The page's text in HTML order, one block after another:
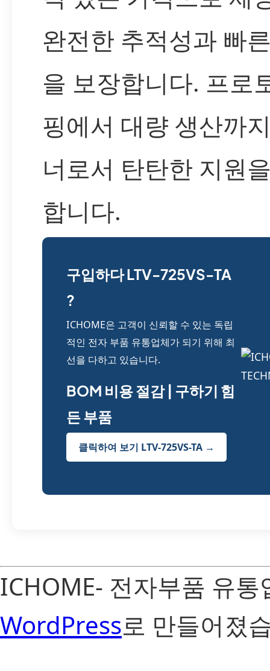
완전한 추적성과 빠
을 보장합니다. 프로
핑에서 대량 생산까
너로서 탄탄한 지원
합니다.
구입하다 LTV-725VS-TA
?
ICHOME은 고객이 신뢰할 수 있는 독립
적인 전자 부품 유통업체가 되기 위해 최
선을 다하고 있습니다.
BOM 비용 절감 | 구하기 힘
든 부품
클릭하여 보기 LTV-725VS-TA →
ICHOME- 전자부품 유
WordPress로 만들어졌